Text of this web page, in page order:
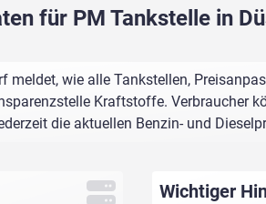
für PM Tankstelle in
meldet, wie alle Tankstellen,
Kraftstoffe. Verbraucher
die aktuellen Benzin- und
Wichtiger